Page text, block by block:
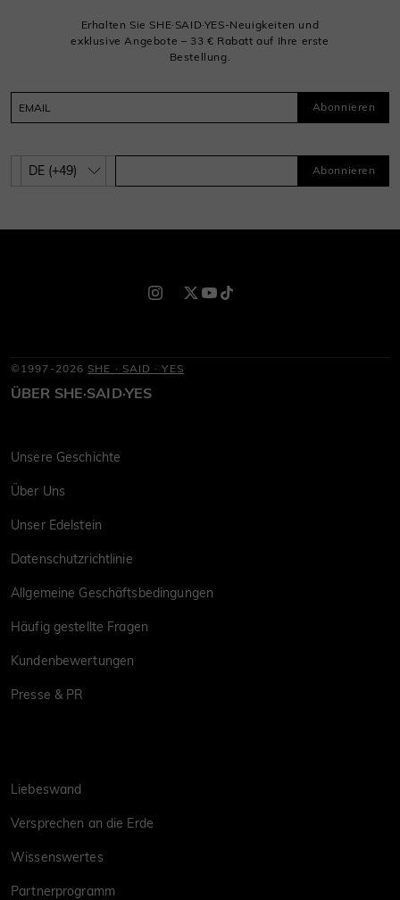
Erhalten Sie SHE·SAID·YES-Neuigkeiten und
exklusive Angebote – 33 € Rabatt auf Ihre erste
Bestellung.
Abonnieren
Abonnieren
©1997-2026 SHE · SAID · YES
ÜBER SHE·SAID·YES
Unsere Geschichte
Über Uns
Unser Edelstein
Datenschutzrichtlinie
Allgemeine Geschäftsbedingungen
Häufig gestellte Fragen
Kundenbewertungen
Presse & PR
Liebeswand
Versprechen an die Erde
Wissenswertes
Partnerprogramm